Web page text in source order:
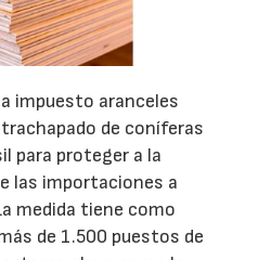
impuesto aranceles
de coníferas
para proteger a la
las importaciones a
medida tiene como
de 1.500 puestos de